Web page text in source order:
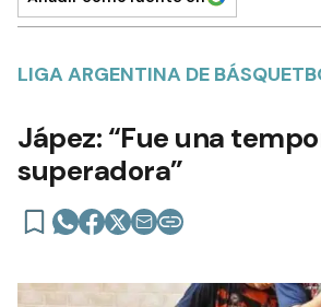
LIGA ARGENTINA DE
Jápez: “Fue una
superadora”